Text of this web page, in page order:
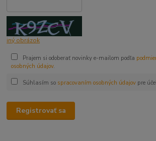
iný obrázok
Prajem si odoberať novinky e-mailom podľa
osobných údajov.
Súhlasím so spracovaním osobných údajovpre
Registrovať sa